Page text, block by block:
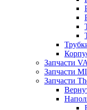
Запчасти
Запчасти
Запчасти